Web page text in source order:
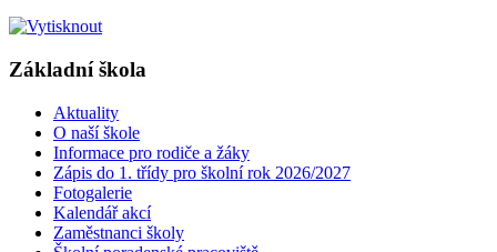
Základní škola
Aktuality
O naší škole
Informace pro rodiče a žáky
Zápis do 1. třídy pro školní rok 2026/2027
Fotogalerie
Kalendář akcí
Zaměstnanci školy